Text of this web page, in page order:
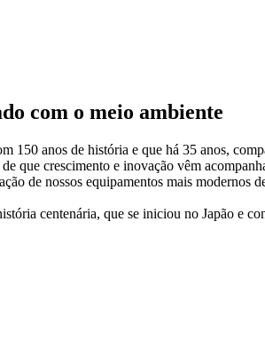
com o meio ambiente
150 anos de história e que há 35 anos,
que crescimento e inovação vêm
de nossos equipamentos mais modernos
centenária, que se iniciou no Japão e